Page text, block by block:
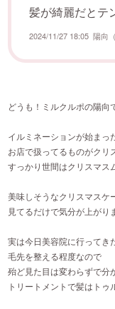
髪が綺麗だとテ
2024/11/27 18:05 陽向
どうも！ミルクルポの陽向
イルミネーションが始まっ
お店で扱ってるものがクリ
すっかり世間はクリスマス
美味しそうなクリスマスケ
見てるだけで気分が上がり
実は今日美容院に行ってき
毛先を整える程度なので
殆ど見た目は変わらずで分
トリートメントで髪はトゥ